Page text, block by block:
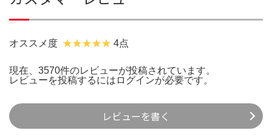
オススメ度 4点
現在、3570件のレビューが投稿されています。
レビューを投稿するには ログインが必要です。
レビューを書く